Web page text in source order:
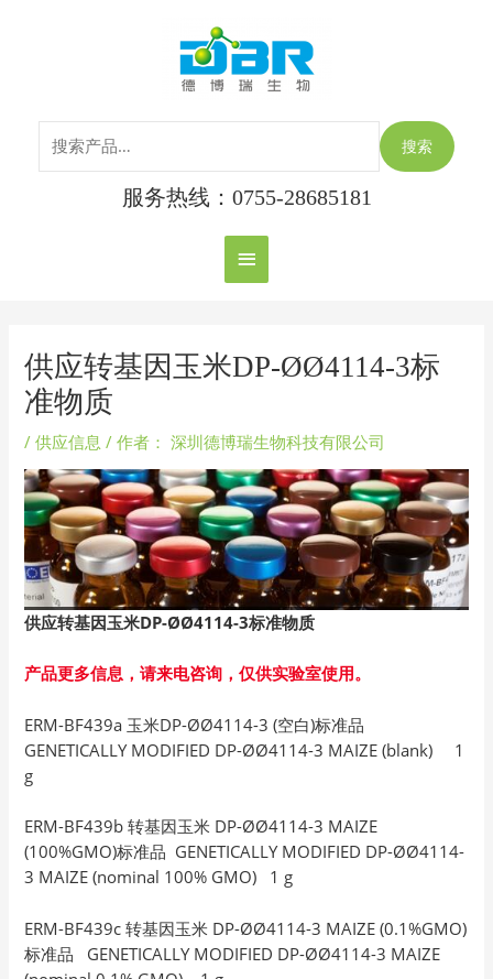
主
菜
单
搜索
服务热线：0755-28685181
供应转基因玉米DP-ØØ4114-3标
准物质
/供应信息 / 作者： 深圳德博瑞生物科技有限公司
供应转基因玉米DP-ØØ4114-3标准物质
产品更多信息，请来电咨询，仅供实验室使用。
ERM-BF439a 玉米DP-ØØ4114-3 (空白)标准品
GENETICALLY MODIFIED DP-ØØ4114-3 MAIZE (blank) 1
g
ERM-BF439b 转基因玉米 DP-ØØ4114-3 MAIZE
(100%GMO)标准品 GENETICALLY MODIFIED DP-ØØ4114-
3 MAIZE (nominal 100% GMO) 1 g
ERM-BF439c 转基因玉米 DP-ØØ4114-3 MAIZE (0.1%GMO)
标准品 GENETICALLY MODIFIED DP-ØØ4114-3 MAIZE